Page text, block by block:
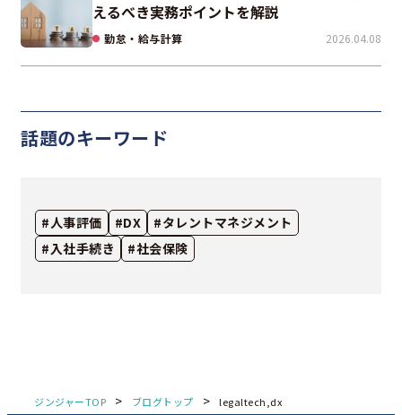
えるべき実務ポイントを解説
勤怠・給与計算 2026.04.08
話題のキーワード
#人事評価 #DX
#タレントマネジメント
#入社手続き
#社会保険
ジンジャーTOP > ブログトップ > legaltech,dx